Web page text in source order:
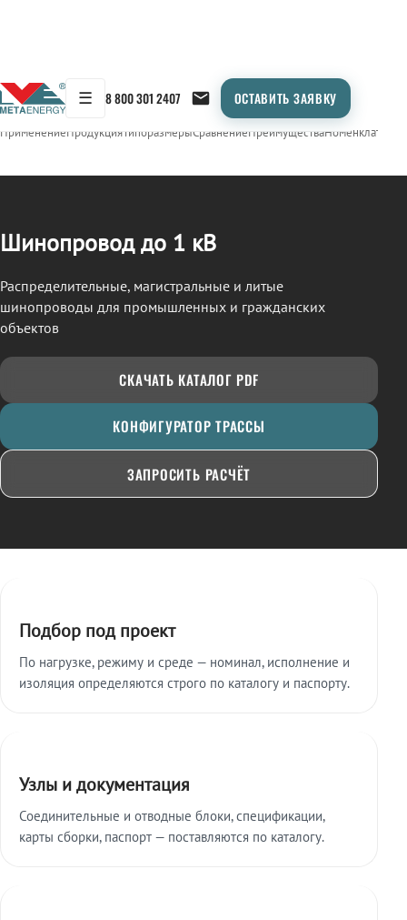
☰ 8 800 301 2407 ОСТАВИТЬ ЗАЯВКУ
← Продукция/ШИНОПРОВОД
ПрименениеПродукцияТипоразмерыСравнениеПреимуществаНоменклатура
Шинопровод до 1 кВ
Распределительные, магистральные и литые
шинопроводы для промышленных и гражданских
объектов
СКАЧАТЬ КАТАЛОГ PDF
КОНФИГУРАТОР ТРАССЫ
ЗАПРОСИТЬ РАСЧЁТ
Подбор под проект
По нагрузке, режиму и среде — номинал, исполнение и
изоляция определяются строго по каталогу и паспорту.
Узлы и документация
Соединительные и отводные блоки, спецификации,
карты сборки, паспорт — поставляются по каталогу.